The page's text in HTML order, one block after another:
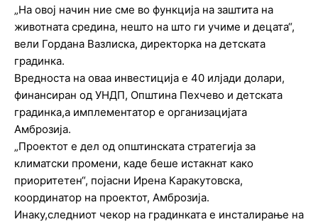
„На овој начин ние сме во функција на заштита на
животната средина, нешто на што ги учиме и децата“,
вели Гордана Вазлиска, директорка на детската
градинка.
Вредноста на оваа инвестиција е 40 илјади долари,
финансиран од УНДП, Општина Пехчево и детската
градинка,а имплементатор е организацијата
Амброзија.
„Проектот е дел од општинската стратегија за
климатски промени, каде беше истакнат како
приоритетен“, појасни Ирена Каракутовска,
координатор на проектот, Амброзија.
Инаку,следниот чекор на градинката е инсталирање на